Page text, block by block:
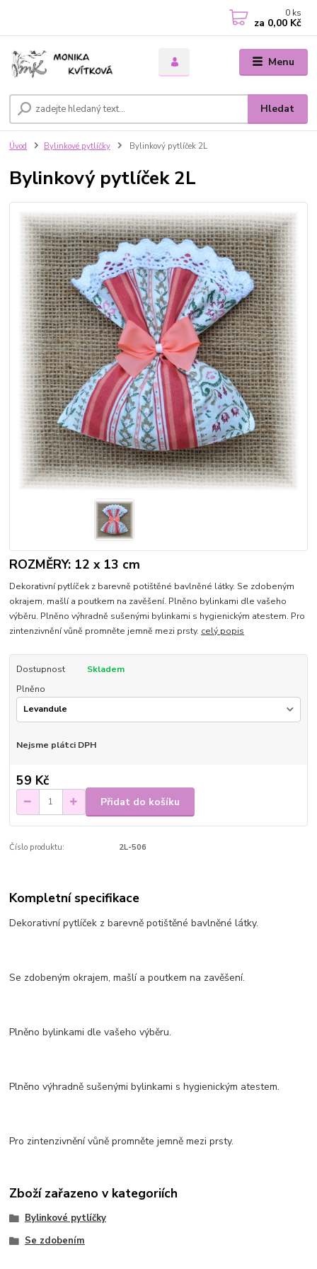
Menu
Hledat
0 ks
za 0,00 Kč
Úvod Bylinkové pytlíčky Bylinkový pytlíček 2L
Bylinkový pytlíček 2L
ROZMĚRY: 12 x 13 cm
Dekorativní pytlíček z barevně potištěné bavlněné látky. Se zdobeným
okrajem, mašlí a poutkem na zavěšení. Plněno bylinkami dle vašeho
výběru. Plněno výhradně sušenými bylinkami s hygienickým atestem. Pro
zintenzivnění vůně promněte jemně mezi prsty. celý popis
Dostupnost
Skladem
Plněno
Nejsme plátci DPH
59 Kč
Přidat do košíku
Číslo produktu: 2L-506
Kompletní specifikace
Dekorativní pytlíček z barevně potištěné bavlněné látky.
Se zdobeným okrajem, mašlí a poutkem na zavěšení.
Plněno bylinkami dle vašeho výběru.
Plněno výhradně sušenými bylinkami s hygienickým atestem.
Pro zintenzivnění vůně promněte jemně mezi prsty.
Zboží zařazeno v kategoriích
Bylinkové pytlíčky
Se zdobením